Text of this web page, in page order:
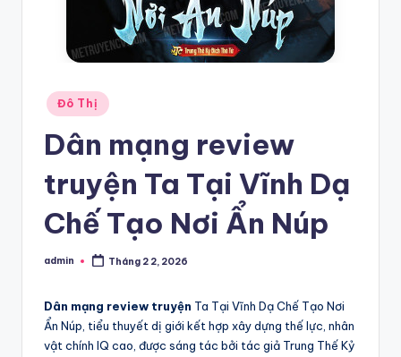
Posted
in
Đô Thị
Dân mạng review
truyện Ta Tại Vĩnh Dạ
Chế Tạo Nơi Ẩn Núp
Posted
admin Tháng 2 2, 2026
Dân mạng review truyện Ta Tại Vĩnh Dạ Chế Tạo Nơi
Ẩn Núp, tiểu thuyết dị giới kết hợp xây dựng thế lực, nhân
vật chính IQ cao, được sáng tác bởi tác giả Trung Thế Kỷ